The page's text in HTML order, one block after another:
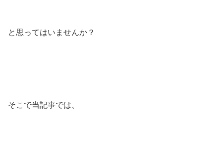
と思ってはいませんか？
そこで当記事では、